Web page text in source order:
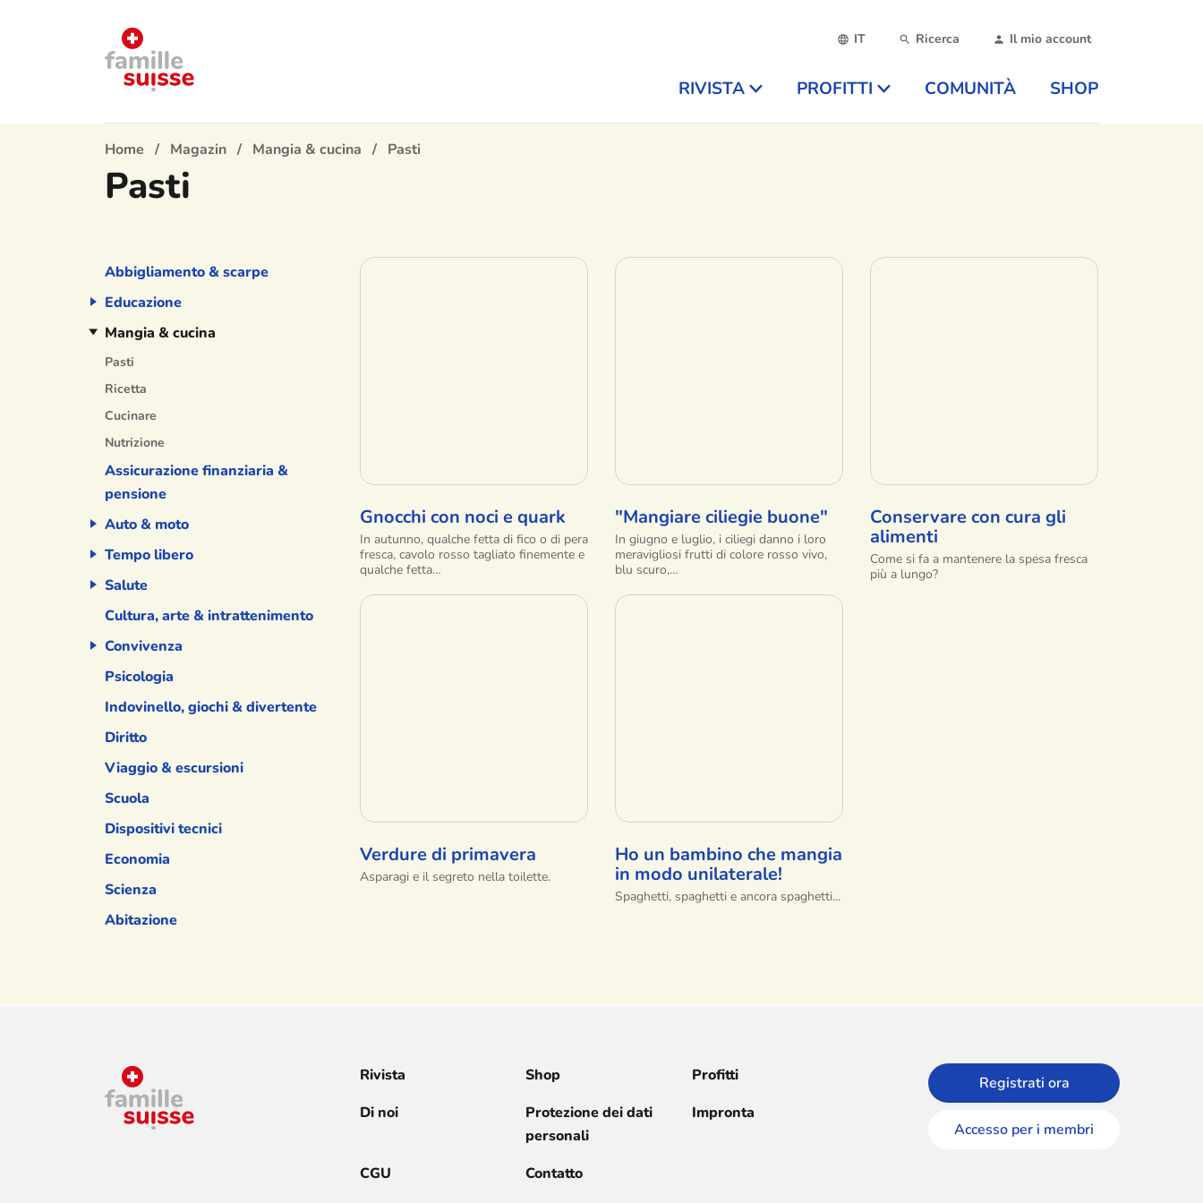
IT Ricerca Il mio account
RIVISTA PROFITTI COMUNITÀ SHOP
Home Magazin Mangia & cucina Pasti
Pasti
Abbigliamento & scarpe
Educazione
Mangia & cucina
Pasti
Ricetta
Cucinare
Nutrizione
Assicurazione finanziaria &
pensione
Auto & moto
Tempo libero
Salute
Cultura, arte & intrattenimento
Convivenza
Psicologia
Indovinello, giochi & divertente
Diritto
Viaggio & escursioni
Scuola
Dispositivi tecnici
Economia
Scienza
Abitazione
Gnocchi con noci e quark
In autunno, qualche fetta di fico o di pera
fresca, cavolo rosso tagliato finemente e
qualche fetta…
"Mangiare ciliegie buone"
In giugno e luglio, i ciliegi danno i loro
meravigliosi frutti di colore rosso vivo,
blu scuro,…
Conservare con cura gli
alimenti
Come si fa a mantenere la spesa fresca
più a lungo?
Verdure di primavera
Asparagi e il segreto nella toilette.
Ho un bambino che mangia
in modo unilaterale!
Spaghetti, spaghetti e ancora spaghetti...
Rivista Shop
Profitti
Di noi
Protezione dei dati
personali
Impronta
CGU Contatto
Registrati ora
Accesso per i membri